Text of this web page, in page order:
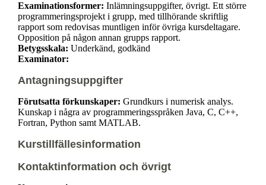
Examinationsformer: Inlämningsuppgifter, övrigt. Ett större
programmeringsprojekt i grupp, med tillhörande skriftlig
rapport som redovisas muntligen inför övriga kursdeltagare.
Opposition på någon annan grupps rapport.
Betygsskala: Underkänd, godkänd
Examinator:
Antagningsuppgifter
Förutsatta förkunskaper: Grundkurs i numerisk analys.
Kunskap i några av programmeringsspråken Java, C, C++,
Fortran, Python samt MATLAB.
Kurstillfällesinformation
Kontaktinformation och övrigt